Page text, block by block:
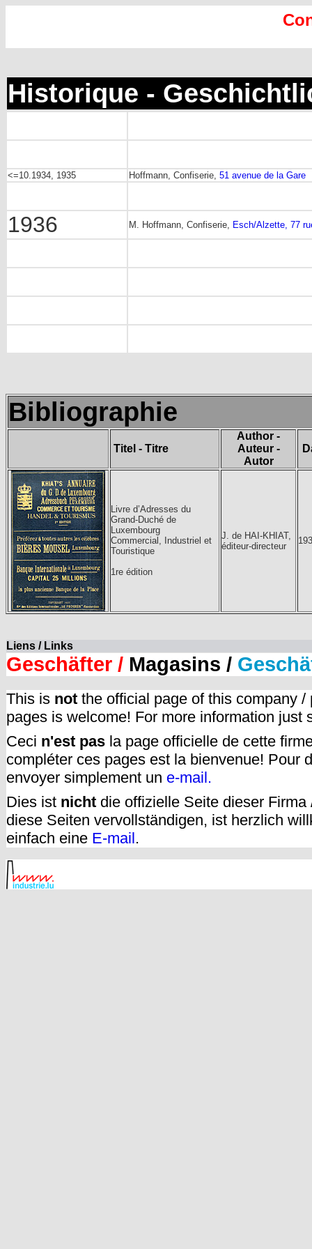
Historique -
<=10.1934, 1935 Hoffmann, Confiserie, 51 avenue de la Gare
1936 M. Hoffmann, Confiserie, Esch/Alzette, 77
Bibliographie
Titel - Titre
Author -
Auteur -
Autor
Livre d’Adresses du
Grand-Duché de
Luxembourg
Commercial, Industriel et
Touristique
1re édition
J. de HAI-KHIAT,
éditeur-directeur
Liens / Links
Geschäfter / Magasins /
This is not the official page of this company
pages is welcome! For more information just
Ceci n'est pas la page officielle de cette
compléter ces pages est la bienvenue! Pour
envoyer simplement un e-mail.
Dies ist nicht die offizielle Seite dieser
diese Seiten vervollständigen, ist herzlich
einfach eine E-mail.